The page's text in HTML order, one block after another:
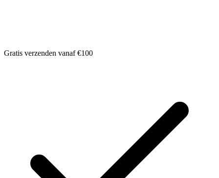
Gratis verzenden vanaf €100